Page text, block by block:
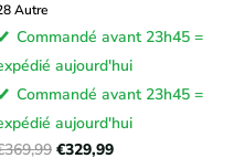
Autre
Commandé avant 23h45 =
aujourd'hui
Commandé avant 23h45 =
aujourd'hui
€329,99